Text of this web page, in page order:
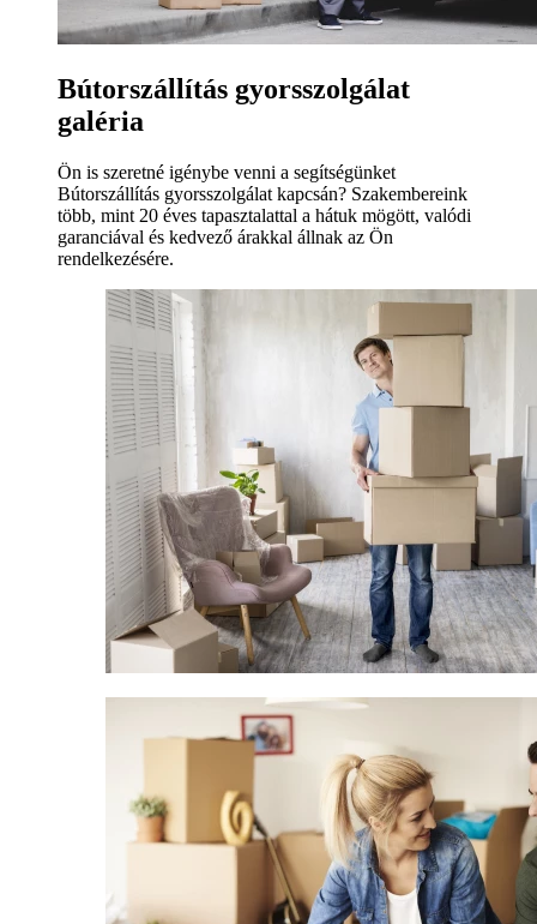
Bútorszállítás gyorsszolgálat
galéria
Ön is szeretné igénybe venni a segítségünket
Bútorszállítás gyorsszolgálat kapcsán? Szakembereink
több, mint 20 éves tapasztalattal a hátuk mögött, valódi
garanciával és kedvező árakkal állnak az Ön
rendelkezésére.